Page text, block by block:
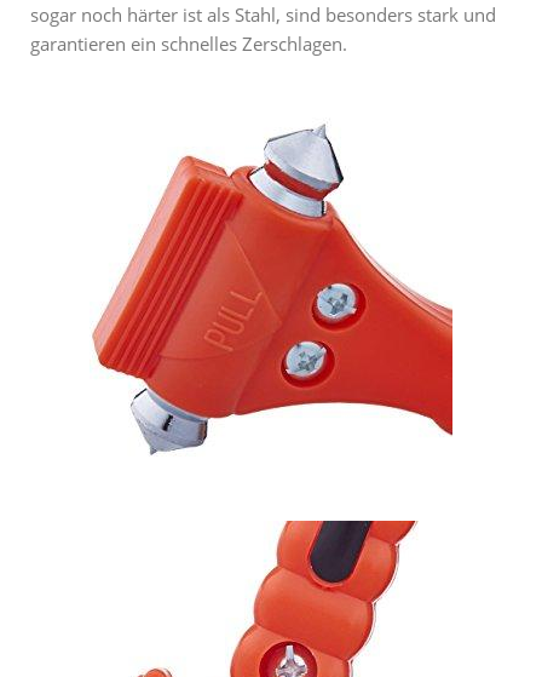
sogar noch härter ist als Stahl, sind besonders stark und
garantieren ein schnelles Zerschlagen.